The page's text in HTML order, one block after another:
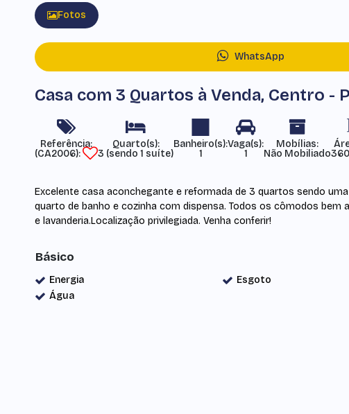
Fotos
WhatsApp
Casa com 3 Quartos à Venda, Centro -
Referência:
(CA2006)
3 (sendo 1 suíte) 1 1
Mobílias:
Não Mobiliado
Excelente casa aconchegante e reformada de 3 quartos sendo
quarto de banho e cozinha com dispensa. Todos os cômodos
e lavanderia.Localização privilegiada. Venha conferir!
Básico
Energia Esgoto
Água